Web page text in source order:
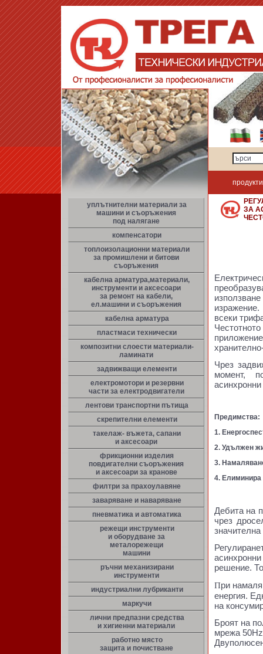
продукти
уплътнителни материали за
машини и съоръжения
под налягане
компенсатори
топлоизолационни материали
за промишлени и битови
съоръжения
кабелна арматура,материали,
инструменти и аксесоари
за ремонт на кабели,
ел.машини и съоръжения
кабелна арматура
пластмаси технически
композитни слоести материали-
ламинати
задвижващи елементи
електромотори и резервни
части за електродвигатели
лентови транспортни пътища
скрепителни елементи
такелаж- въжета, сапани
и аксесоари
фрикционни изделия
повдигателни съоръжения
и аксесоари за кранове
филтри за прахоулавяне
заваряване и наваряване
пневматика и автоматика
режещи инструменти
и оборудване за
металорежещи
машини
ръчни механизирани
инструменти
индустриални лубриканти
маркучи
лични предпазни средства
и хигиенни материали
работно място
защита и почистване
ЗА
всеки
Чрез
момент,
Предимства:
1.
2. Удължен
3.
4. Елиминира
Дебита на
чрез
значителна
решение.
При
енергия.
на
Броят на
мрежа